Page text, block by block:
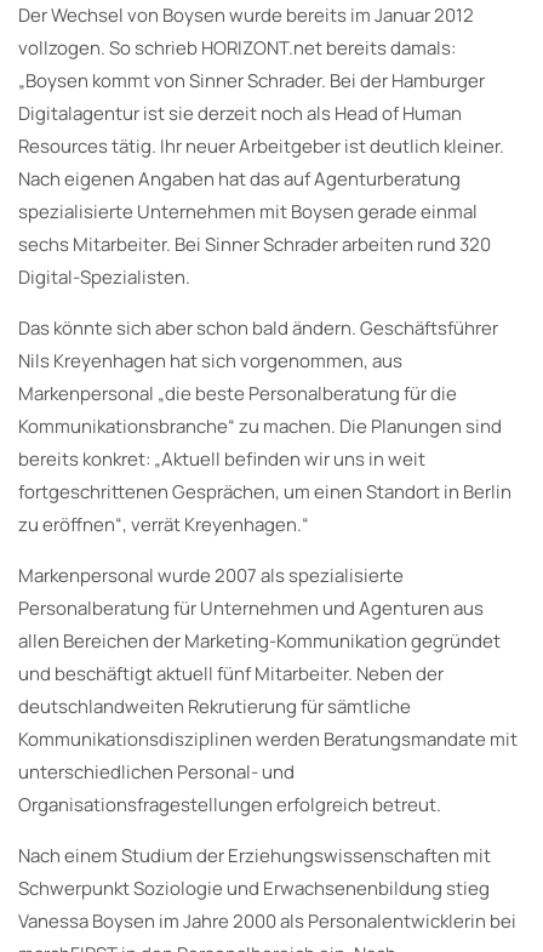
Der Wechsel von Boysen wurde bereits im Januar 2012
vollzogen. So schrieb HORIZONT.net bereits damals:
„Boysen kommt von Sinner Schrader. Bei der Hamburger
Digitalagentur ist sie derzeit noch als Head of Human
Resources tätig. Ihr neuer Arbeitgeber ist deutlich kleiner.
Nach eigenen Angaben hat das auf Agenturberatung
spezialisierte Unternehmen mit Boysen gerade einmal
sechs Mitarbeiter. Bei Sinner Schrader arbeiten rund 320
Digital-Spezialisten.
Das könnte sich aber schon bald ändern. Geschäftsführer
Nils Kreyenhagen hat sich vorgenommen, aus
Markenpersonal „die beste Personalberatung für die
Kommunikationsbranche“ zu machen. Die Planungen sind
bereits konkret: „Aktuell befinden wir uns in weit
fortgeschrittenen Gesprächen, um einen Standort in Berlin
zu eröffnen“, verrät Kreyenhagen.“
Markenpersonal wurde 2007 als spezialisierte
Personalberatung für Unternehmen und Agenturen aus
allen Bereichen der Marketing-Kommunikation gegründet
und beschäftigt aktuell fünf Mitarbeiter. Neben der
deutschlandweiten Rekrutierung für sämtliche
Kommunikationsdisziplinen werden Beratungsmandate mit
unterschiedlichen Personal- und
Organisationsfragestellungen erfolgreich betreut.
Nach einem Studium der Erziehungswissenschaften mit
Schwerpunkt Soziologie und Erwachsenenbildung stieg
Vanessa Boysen im Jahre 2000 als Personalentwicklerin bei